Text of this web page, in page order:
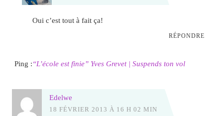
Oui c’est tout à fait ça!
RÉPONDRE
Ping :“L’école est finie” Yves Grevet | Suspends ton vol
Edelwe
18 FÉVRIER 2013 À 16 H 02 MIN